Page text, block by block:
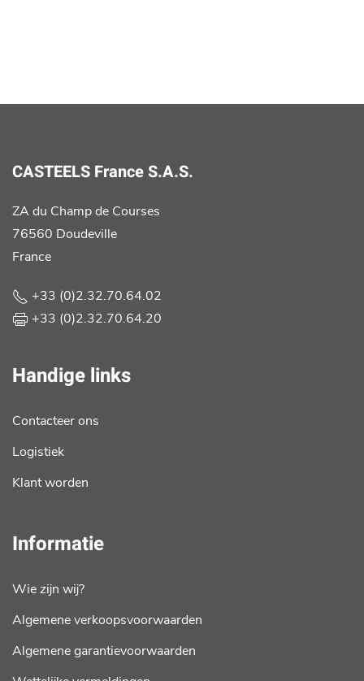
CASTEELS France S.A.S.
ZA du Champ de Courses
76560 Doudeville
France
+33 (0)2.32.70.64.02
+33 (0)2.32.70.64.20
Handige links
Contacteer ons
Logistiek
Klant worden
Informatie
Wie zijn wij?
Algemene verkoopsvoorwaarden
Algemene garantievoorwaarden